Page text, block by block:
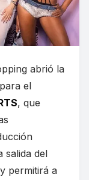
abrió la
el
, que
salida del
permitirá a